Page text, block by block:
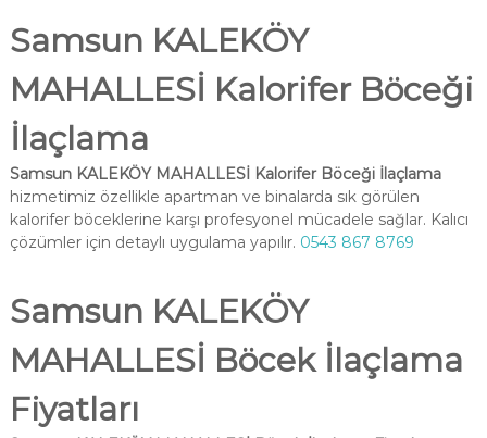
Samsun KALEKÖY
MAHALLESİ Kalorifer Böceği
İlaçlama
Samsun KALEKÖY MAHALLESİ Kalorifer Böceği İlaçlama
hizmetimiz özellikle apartman ve binalarda sık görülen
kalorifer böceklerine karşı profesyonel mücadele sağlar. Kalıcı
çözümler için detaylı uygulama yapılır. 0543 867 8769
Samsun KALEKÖY
MAHALLESİ Böcek İlaçlama
Fiyatları